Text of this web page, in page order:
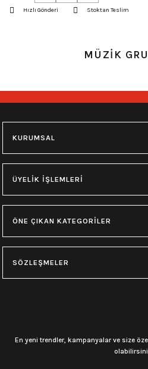
Hızlı Gönderi Stoktan Teslim
MÜZİK
KURUMSAL
ÜYELİK İŞLEMLERİ
ÖNE ÇIKAN KATEGORİLER
SÖZLEŞMELER
En yeni trendler, kampanyalar ve size